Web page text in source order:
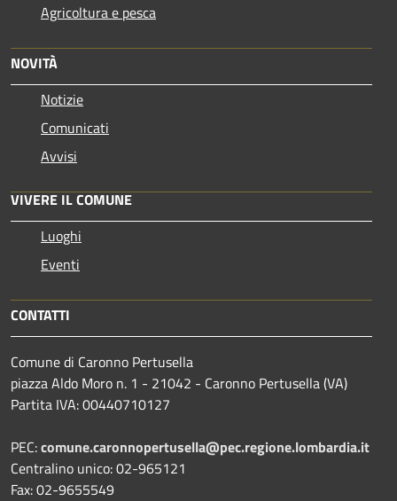
Agricoltura e pesca
NOVITÀ
Notizie
Comunicati
Avvisi
VIVERE IL COMUNE
Luoghi
Eventi
CONTATTI
Comune di Caronno Pertusella
piazza Aldo Moro n. 1 - 21042 - Caronno Pertusella (VA)
Partita IVA: 00440710127
PEC:comune.caronnopertusella@pec.regione.lombardia.it
Centralino unico: 02-965121
Fax: 02-9655549